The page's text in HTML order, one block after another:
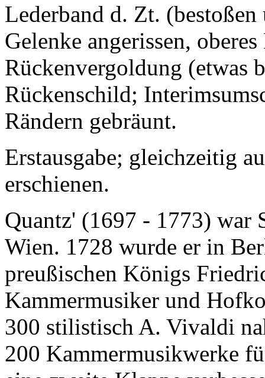
Lederband d. Zt.
Gelenke angerissen,
Rückenvergoldung (etwas
Rückenschild;
Rändern gebräunt.
Erstausgabe; gleichzeitig
erschienen.
Quantz' (1697 - 1773) war
Wien. 1728 wurde er in
preußischen Königs
Kammermusiker und
300 stilistisch A. Vivaldi
200 Kammermusikwerke